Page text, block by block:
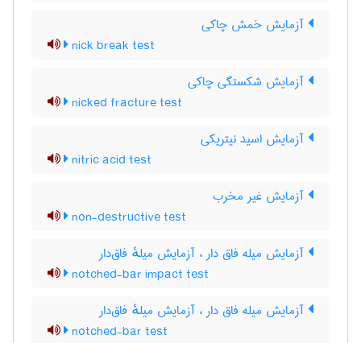
آزمایش خمش چاکی
nick break test
آزمایش شکستگی چاکی
nicked fracture test
آزمایش اسید نیتریکی
nitric acid test
آزمایش غیر مخرب
non-destructive test
آزمایش میله فاق دار ، آزمایش میلهٔ فاق‌دار
notched-bar impact test
آزمایش میله فاق دار ، آزمایش میلهٔ فاق‌دار
notched-bar test